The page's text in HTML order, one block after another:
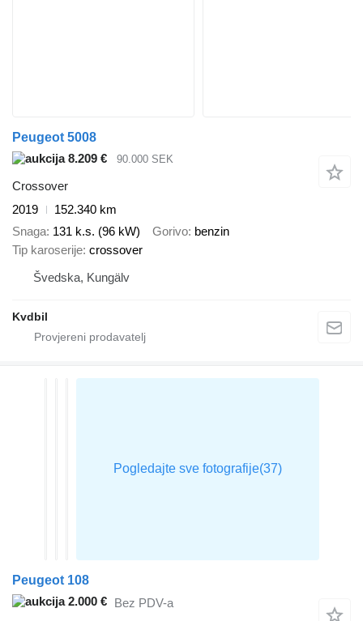
Peugeot 5008
8.209 €
90.000 SEK
Crossover
2019
152.340 km
Snaga 131 k.s. (96 kW) Gorivo benzin
Tip karoserije crossover
Švedska, Kungälv
Kvdbil
Peugeot 108
2.000 € Bez PDV-a